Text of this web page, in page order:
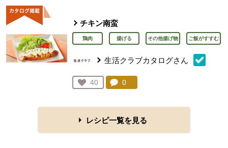
チキン南蛮
鶏肉 揚げる その他揚げ物 ご飯がすすむ
生活クラブカタログさん
お気に入り登録：
40
人が登録
コメント：
0
レシピ一覧を見る